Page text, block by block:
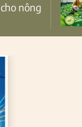
nông